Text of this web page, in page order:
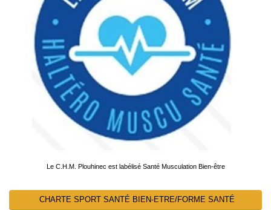
Le C.H.M. Plouhinec est labélisé Santé Musculation Bien-être
CHARTE SPORT SANTÉ BIEN-ETRE/FORME SANTÉ